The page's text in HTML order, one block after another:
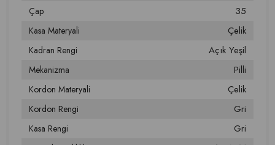
Çap 35
Kasa Materyali Çelik
Kadran Rengi Açık Yeşil
Mekanizma Pilli
Kordon Materyali Çelik
Kordon Rengi Gri
Kasa Rengi Gri